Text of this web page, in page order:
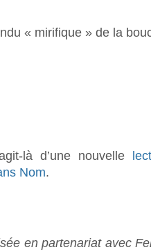
« mirifique » de la
là d’une nouvelle
Nom.
en partenariat avec